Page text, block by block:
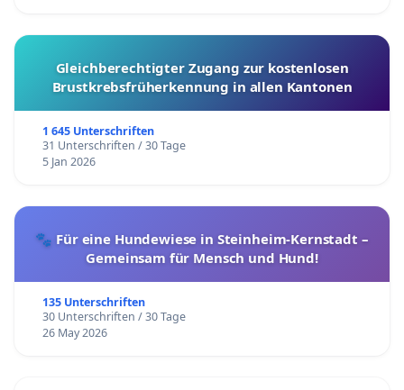
Gleichberechtigter Zugang zur kostenlosen
Brustkrebsfrüherkennung in allen Kantonen
1 645 Unterschriften
31 Unterschriften / 30 Tage
5 Jan 2026
🐾 Für eine Hundewiese in Steinheim-Kernstadt –
Gemeinsam für Mensch und Hund!
135 Unterschriften
30 Unterschriften / 30 Tage
26 May 2026